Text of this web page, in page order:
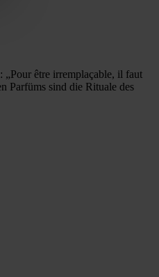
être irremplaçable, il faut
Parfüms sind die Rituale des